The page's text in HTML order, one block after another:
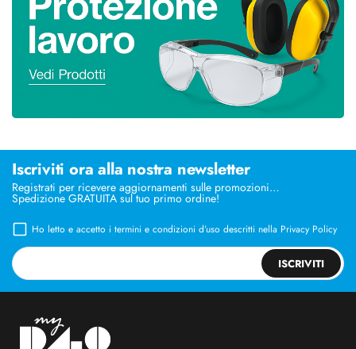
Iscriviti ora alla nostra newsletter
Registrati per ricevere aggiornamenti sulle promozioni…
Spedizione GRATUITA sul tuo primo ordine!
Ho letto e accetto i termini e condizioni d’uso descritti nella Privacy Policy
ISCRIVITI